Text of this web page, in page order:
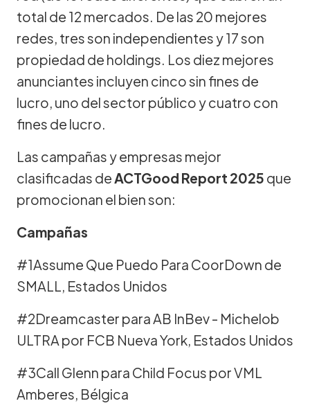
total de 12 mercados. De las 20 mejores
redes, tres son independientes y 17 son
propiedad de holdings. Los diez mejores
anunciantes incluyen cinco sin fines de
lucro, uno del sector público y cuatro con
fines de lucro.
Las campañas y empresas mejor
clasificadas de ACTGood Report 2025 que
promocionan el bien son:
Campañas
#1Assume Que Puedo Para CoorDown de
SMALL, Estados Unidos
#2Dreamcaster para AB InBev - Michelob
ULTRA por FCB Nueva York, Estados Unidos
#3Call Glenn para Child Focus por VML
Amberes, Bélgica